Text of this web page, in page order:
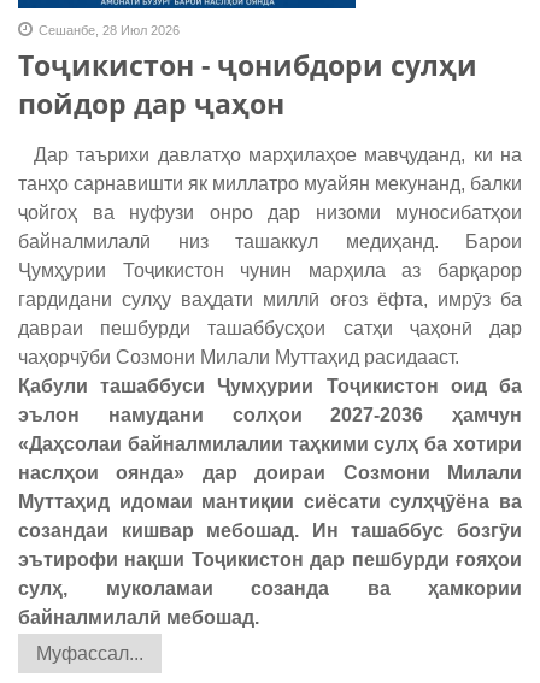
Сешанбе, 28 Июл 2026
Тоҷикистон - ҷонибдори сулҳи
пойдор дар ҷаҳон
Дар таърихи давлатҳо марҳилаҳое мавҷуданд, ки на
танҳо сарнавишти як миллатро муайян мекунанд, балки
ҷойгоҳ ва нуфузи онро дар низоми муносибатҳои
байналмилалӣ низ ташаккул медиҳанд. Барои
Ҷумҳурии Тоҷикистон чунин марҳила аз барқарор
гардидани сулҳу ваҳдати миллӣ оғоз ёфта, имрӯз ба
давраи пешбурди ташаббусҳои сатҳи ҷаҳонӣ дар
чаҳорчӯби Созмони Милали Муттаҳид расидааст.
Қабули ташаббуси Ҷумҳурии Тоҷикистон оид ба
эълон намудани солҳои 2027-2036 ҳамчун
«Даҳсолаи байналмилалии таҳкими сулҳ ба хотири
наслҳои оянда» дар доираи Созмони Милали
Муттаҳид идомаи мантиқии сиёсати сулҳҷӯёна ва
созандаи кишвар мебошад. Ин ташаббус бозгӯи
эътирофи нақши Тоҷикистон дар пешбурди ғояҳои
сулҳ, муколамаи созанда ва ҳамкории
байналмилалӣ мебошад.
Муфассал...